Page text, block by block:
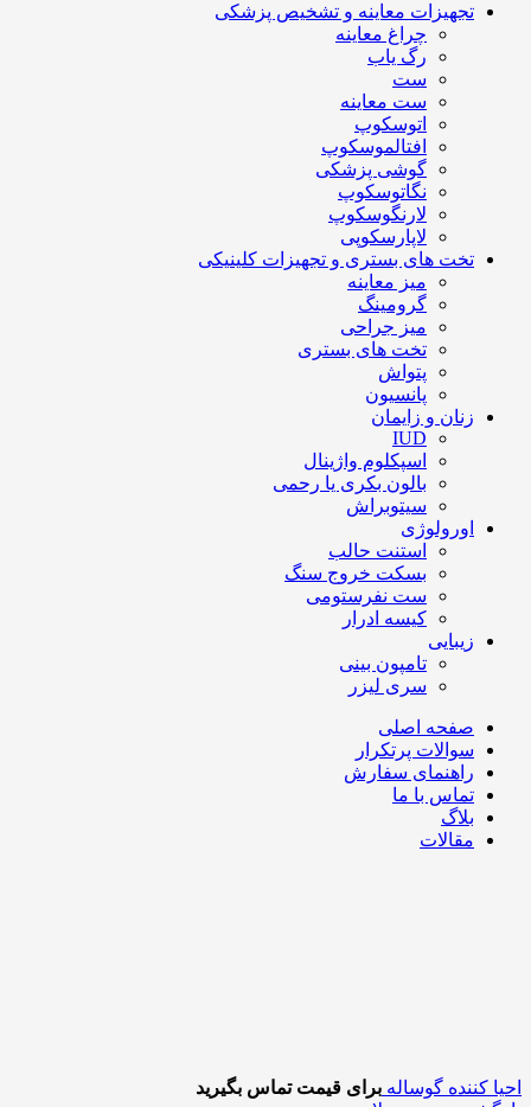
تجهیزات معاینه و تشخیص پزشکی
چراغ معاینه
رگ یاب
ست
ست معاینه
اتوسکوپ
افتالموسکوپ
گوشی پزشکی
نگاتوسکوپ
لارنگوسکوپ
لاپارسکوپی
تخت های بستری و تجهیزات کلینیکی
میز معاینه
گرومینگ
میز جراحی
تخت های بستری
پتواش
پانسیون
زنان و زایمان
IUD
اسپکلوم واژینال
بالون بکری یا رحمی
سیتوبراش
اورولوژی
استنت حالب
بسکت خروج سنگ
ست نفرستومی
کیسه ادرار
زیبایی
تامپون بینی
سری لیزر
صفحه اصلی
سوالات پرتکرار
راهنمای سفارش
تماس با ما
بلاگ
مقالات
احیا کننده گوساله برای قیمت تماس بگیرید